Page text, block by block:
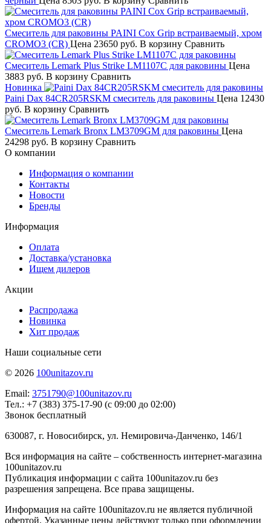
Смеситель для раковины PAINI Cox Grip встраиваемый, хром
CROMO3 (CR) Цена 23650 руб. В корзину Сравнить
Смеситель Lemark Plus Strike LM1107C для раковины Цена
3883 руб. В корзину Сравнить
Новинка
Paini Dax 84CR205RSKM смеситель для раковины Цена 12430
руб. В корзину Сравнить
Смеситель Lemark Bronx LM3709GM для раковины Цена
24298 руб. В корзину Сравнить
О компании
Информация о компании
Контакты
Новости
Бренды
Информация
Оплата
Доставка/установка
Ищем дилеров
Акции
Распродажа
Новинка
Хит продаж
Наши социальные сети
© 2026 100unitazov.ru
Email: 3751790@100unitazov.ru
Тел.: +7 (383) 375-17-90 (с 09:00 до 02:00)
Звонок бесплатный
630087, г. Новосибирск, ул. Немировича-Данченко, 146/1
Вся информация на сайте – собственность интернет-магазина
100unitazov.ru
Публикация информации с сайта 100unitazov.ru без
разрешения запрещена. Все права защищены.
Информация на сайте 100unitazov.ru не является публичной
офертой. Указанные цены действуют только при оформлении